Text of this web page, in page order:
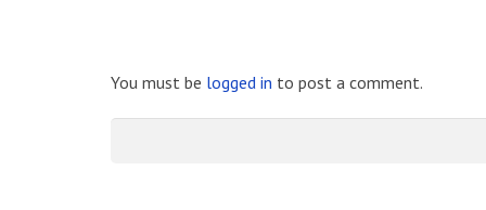
You must be logged in to post a comment.